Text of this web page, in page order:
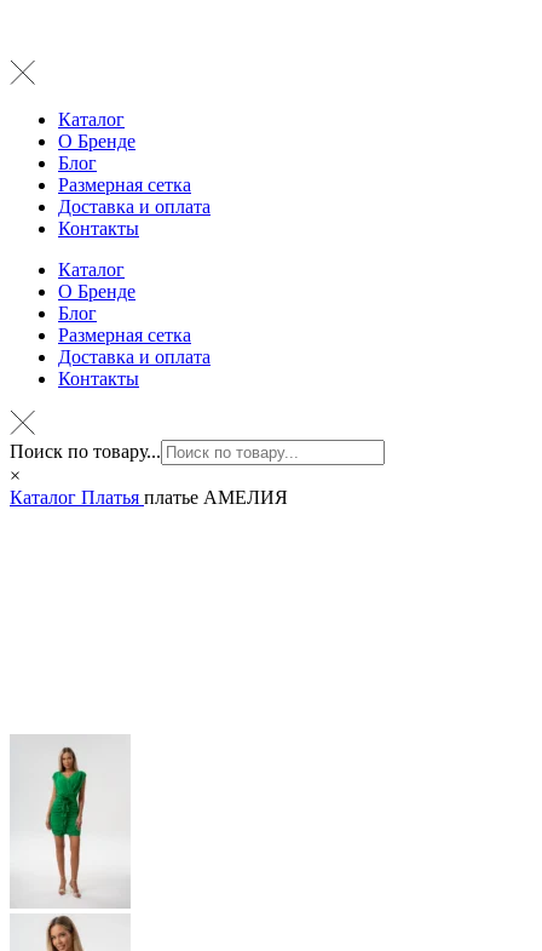
Каталог
О Бренде
Блог
Размерная сетка
Доставка и оплата
Контакты
Каталог
О Бренде
Блог
Размерная сетка
Доставка и оплата
Контакты
Поиск по товару...
×
Каталог Платья платье АМЕЛИЯ